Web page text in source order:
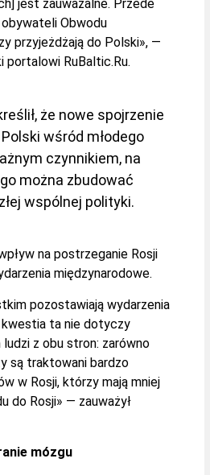
jest zauważalne. Przede
Obwodu
przyjeżdżają do Polski», —
portalowi RuBaltic.Ru.
że nowe spojrzenie
wśród młodego
czynnikiem, na
można zbudować
wspólnej polityki.
na postrzeganie Rosji
międzynarodowe.
pozostawiają wydarzenia
ta nie dotyczy
z obu stron: zarówno
są traktowani bardzo
w Rosji, którzy mają mniej
do Rosji» — zauważył
mózgu